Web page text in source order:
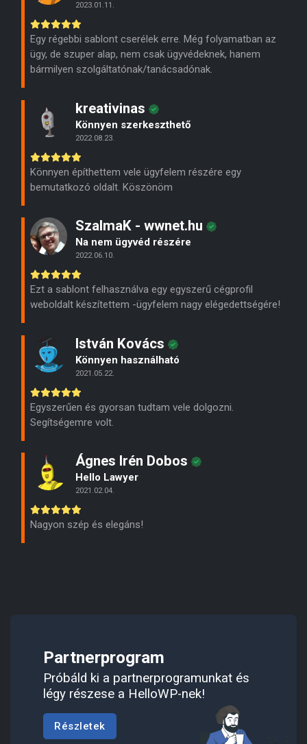
2023.01.11.
Egy régebbi sablont cserélek erre. Még folyamatban az
ügy, de szuper alap, nem csak ügyvédeknek, hanem
bármilyen szolgáltatónak/tanácsadónak.
kreativinas
Könnyen szerkeszthető
2022.08.23.
Könnyen építhettem vele ügyfelem részére egy
bemutatkozó oldalt. Köszönöm
SzalmaK - wwnet.hu
Na nem ügyvéd részére
2022.06.10.
Ezt a sablont felhasználva egy egyszerű cégprofil
weboldalt készítettem -ügyfelem nagy elégedettségére!
István Kovács
Könnyen használható
2021.05.22.
Egyszerűen és gyorsan tudtam vele dolgozni.
Segítségemre volt.
Ágnes Irén Dobos
Hello Lawyer
2021.02.04.
Nagyon szép és elegáns!
Partnerprogram
Próbáld ki a partnerprogramunkat és
légy részese a HelloWP-nek!
Részletek